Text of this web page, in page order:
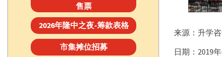
来源：升学
日期：2019
售票
2026年隆中之夜-筹款表格
市集摊位招募